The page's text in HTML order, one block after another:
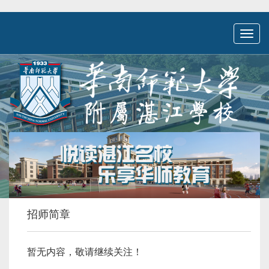
Toggle
招师简章
暂无内容，敬请继续关注！